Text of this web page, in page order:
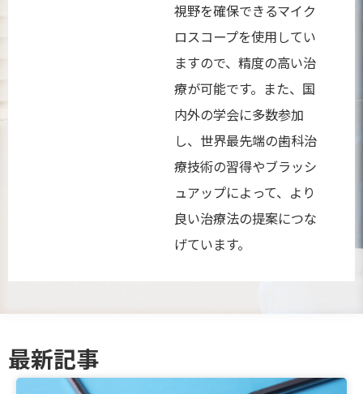
視野を確保できるマイク
ロスコープを使用してい
ますので、精度の高い治
療が可能です。また、国
内外の学会に多数参加
し、世界最先端の歯科治
療技術の習得やブラッシ
ュアップによって、より
良い治療法の提案につな
げています。
最新記事